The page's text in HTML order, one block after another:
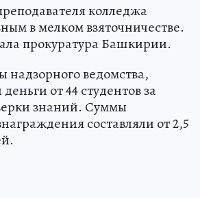
колледжа
в мелком взяточничестве.
прокуратура Башкирии.
надзорного ведомства,
от 44 студентов за
знаний. Суммы
составляли от 2,5